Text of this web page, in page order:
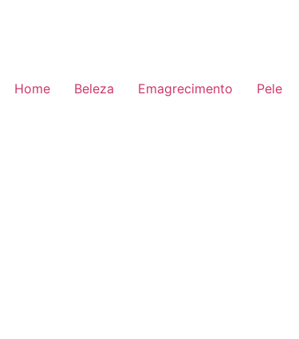
Home Beleza Emagrecimento Pele